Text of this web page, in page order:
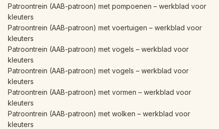
Patroontrein (AAB-patroon) met pompoenen – werkblad voor
kleuters
Patroontrein (AAB-patroon) met voertuigen – werkblad voor
kleuters
Patroontrein (AAB-patroon) met vogels – werkblad voor
kleuters
Patroontrein (AAB-patroon) met vogels – werkblad voor
kleuters
Patroontrein (AAB-patroon) met vormen – werkblad voor
kleuters
Patroontrein (AAB-patroon) met wolken – werkblad voor
kleuters